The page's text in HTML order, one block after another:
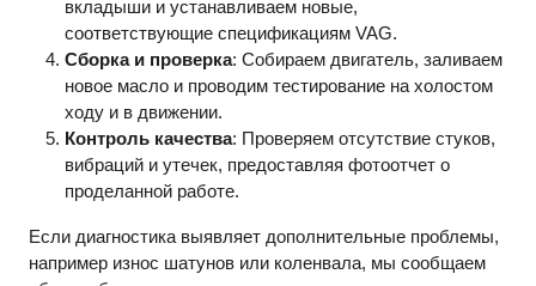
вкладыши и устанавливаем новые,
соответствующие спецификациям VAG.
Сборка и проверка: Собираем двигатель, заливаем
новое масло и проводим тестирование на холостом
ходу и в движении.
Контроль качества: Проверяем отсутствие стуков,
вибраций и утечек, предоставляя фотоотчет о
проделанной работе.
Если диагностика выявляет дополнительные проблемы,
например износ шатунов или коленвала, мы сообщаем